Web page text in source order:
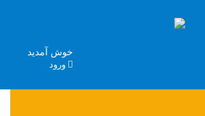
خوش آمدید
ورود